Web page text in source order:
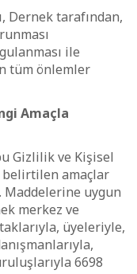
Dernek tarafından,
ile
tüm önlemler
Amaçla
Gizlilik ve Kişisel
belirtilen amaçlar
Maddelerine uygun
merkez ve
üyeleriyle,
6698